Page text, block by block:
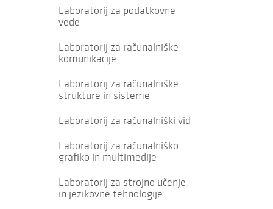
Laboratorij za podatkovne
vede
Laboratorij za računalniške
komunikacije
Laboratorij za računalniške
strukture in sisteme
Laboratorij za računalniški vid
Laboratorij za računalniško
grafiko in multimedije
Laboratorij za strojno učenje
in jezikovne tehnologije